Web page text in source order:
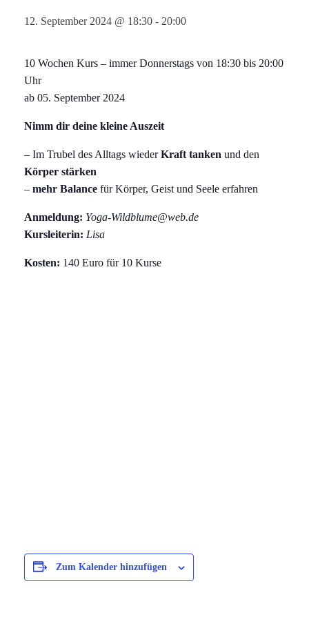
12. September 2024 @ 18:30 - 20:00
10 Wochen Kurs – immer Donnerstags von 18:30 bis 20:00
Uhr
ab 05. September 2024
Nimm dir deine kleine Auszeit
– Im Trubel des Alltags wiederKraft tanken und den
Körper stärken
– mehr Balance für Körper, Geist und Seele erfahren
Anmeldung: Yoga-Wildblume@web.de
Kursleiterin: Lisa
Kosten: 140 Euro für 10 Kurse
Zum Kalender hinzufügen